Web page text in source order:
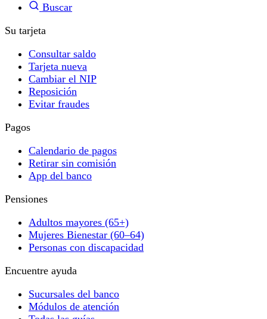
Buscar
Su tarjeta
Consultar saldo
Tarjeta nueva
Cambiar el NIP
Reposición
Evitar fraudes
Pagos
Calendario de pagos
Retirar sin comisión
App del banco
Pensiones
Adultos mayores (65+)
Mujeres Bienestar (60–64)
Personas con discapacidad
Encuentre ayuda
Sucursales del banco
Módulos de atención